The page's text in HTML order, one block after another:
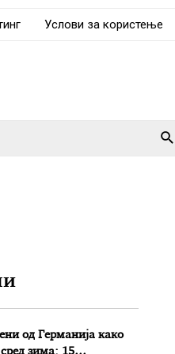
Услови за користење
од Германија како
зима: 15